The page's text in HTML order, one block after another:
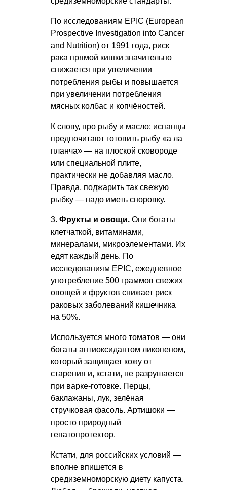
По исследованиям EPIC (European
Prospective Investigation into Cancer
and Nutrition) от 1991 года, риск
рака прямой кишки значительно
снижается при увеличении
потребления рыбы и повышается
при увеличении потребления
мясных колбас и копчёностей.
К слову, про рыбу и масло: испанцы
предпочитают готовить рыбу «а ла
планча» — на плоской сковороде
или специальной плите,
практически не добавляя масло.
Правда, поджарить так свежую
рыбку — надо иметь сноровку.
3. Фрукты и овощи. Они богаты
клетчаткой, витаминами,
минералами, микроэлементами. Их
едят каждый день. По
исследованиям EPIC, ежедневное
употребление 500 граммов свежих
овощей и фруктов снижает риск
раковых заболеваний кишечника
на 50%.
Используется много томатов — они
богаты антиоксидантом ликопеном,
который защищает кожу от
старения и, кстати, не разрушается
при варке-готовке. Перцы,
баклажаны, лук, зелёная
стручковая фасоль. Артишоки —
просто природный
гепатопротектор.
Кстати, для российских условий —
вполне впишется в
средиземноморскую диету капуста.